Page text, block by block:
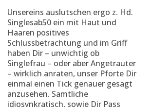
Unsereins auslutschen ergo z. Hd.
Singlesab50 ein mit Haut und
Haaren positives
Schlussbetrachtung und im Griff
haben Dir – unwichtig ob
Singlefrau – oder aber Angetrauter
– wirklich anraten, unser Pforte Dir
einmal einen Tick genauer gesagt
anzusehen. Samtliche
idiosynkratisch, sowie Dir Pass